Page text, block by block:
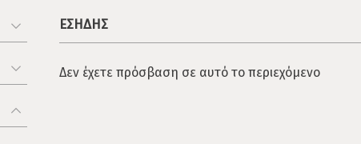
ΕΣΗΔΗΣ
Δεν έχετε πρόσβαση σε αυτό το περιεχόμενο